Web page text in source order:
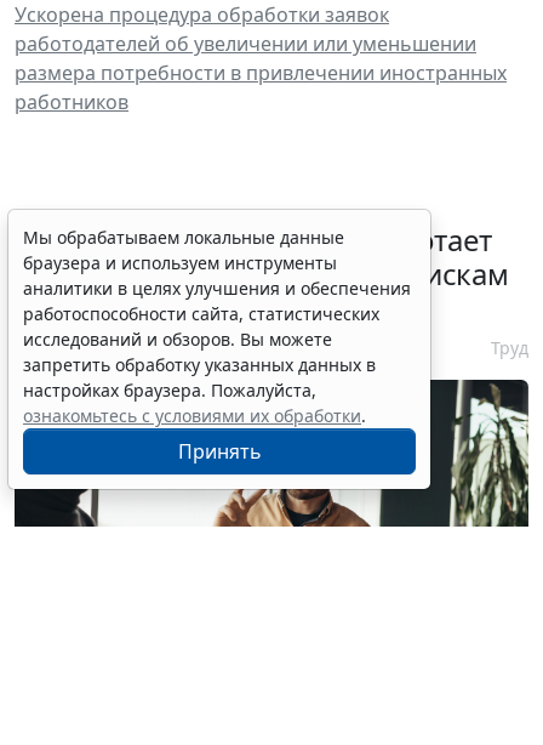
Ускорена процедура обработки заявок
работодателей об увеличении или уменьшении
размера потребности в привлечении иностранных
работников
С 1 февраля 2027 года заработает
ГОСТ по психосоциальным рискам
на рабочем месте
7 августа 2026 17:11 Труд
Мы обрабатываем локальные данные
браузера и используем инструменты
аналитики в целях улучшения и обеспечения
работоспособности сайта, статистических
исследований и обзоров. Вы можете
запретить обработку указанных данных в
настройках браузера. Пожалуйста,
ознакомьтесь с условиями их обработки.
Принять